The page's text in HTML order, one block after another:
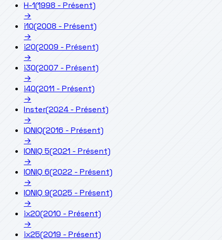
H-1(1998 - Présent)
→
i10(2008 - Présent)
→
i20(2009 - Présent)
→
i30(2007 - Présent)
→
i40(2011 - Présent)
→
Inster(2024 - Présent)
→
IONIQ(2016 - Présent)
→
IONIQ 5(2021 - Présent)
→
IONIQ 6(2022 - Présent)
→
IONIQ 9(2025 - Présent)
→
ix20(2010 - Présent)
→
ix25(2019 - Présent)